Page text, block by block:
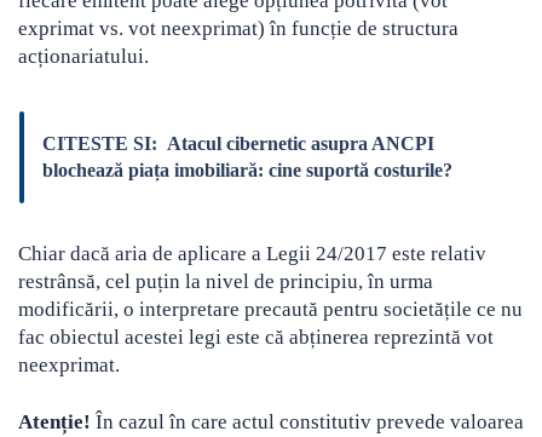
exprimat vs. vot neexprimat) în funcție de structura
acționariatului.
CITESTE SI: Atacul cibernetic asupra ANCPI
blochează piața imobiliară: cine suportă costurile?
Chiar dacă aria de aplicare a Legii 24/2017 este relativ
restrânsă, cel puțin la nivel de principiu, în urma
modificării, o interpretare precaută pentru societățile ce nu
fac obiectul acestei legi este că abținerea reprezintă vot
neexprimat.
Atenție! În cazul în care actul constitutiv prevede valoarea